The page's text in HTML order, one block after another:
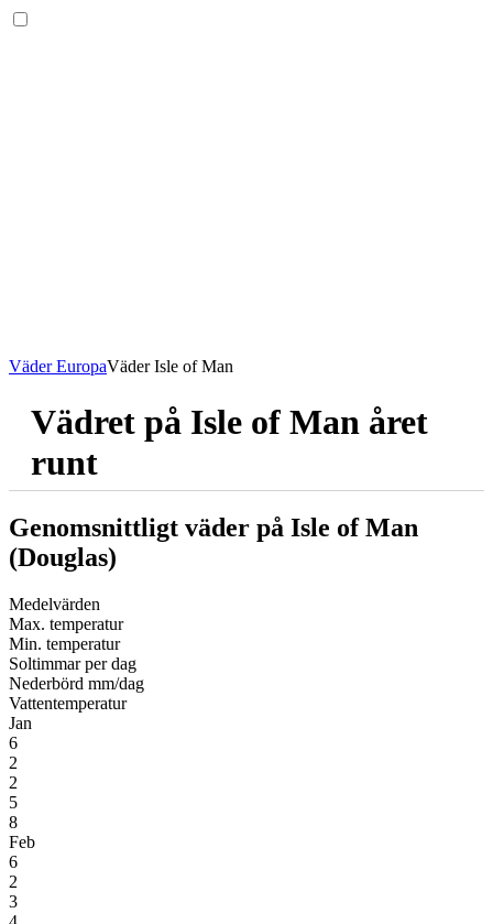
Väder EuropaVäder Isle of Man
Vädret på Isle of Man året
runt
Genomsnittligt väder på Isle of Man
(Douglas)
Medel­värden
Max. temperatur
Min. temperatur
Soltimmar per dag
Nederbörd mm/dag
Vatten­temperatur
Jan
6
2
2
5
8
Feb
6
2
3